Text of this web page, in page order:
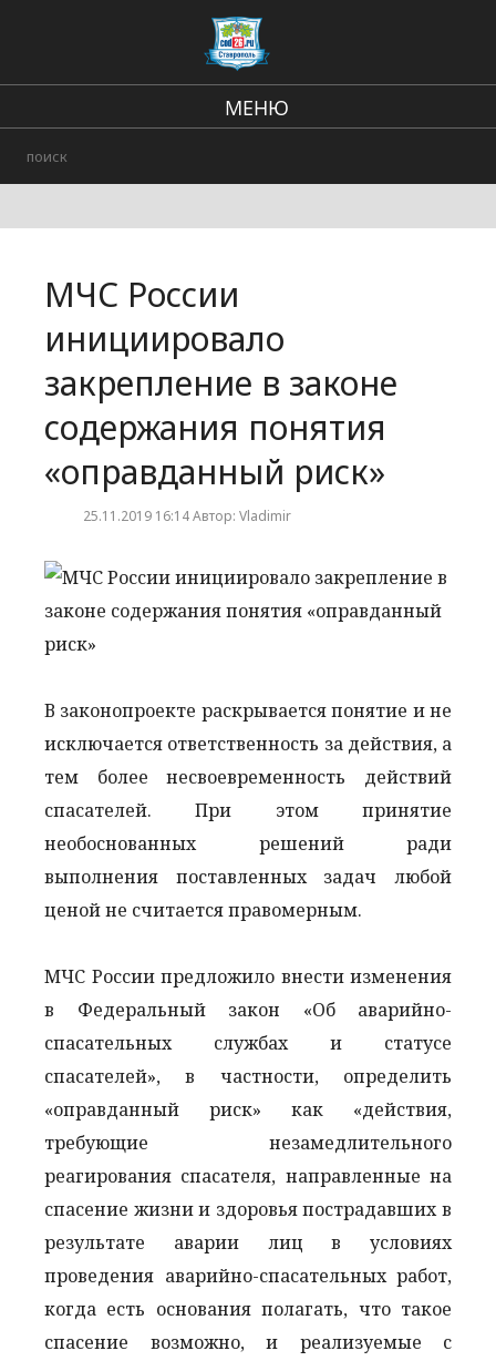
МЕНЮ
Городские события
МЧС России
инициировало
закрепление в законе
содержания понятия
«оправданный риск»
25.11.2019 16:14 Автор: Vladimir
В законопроекте раскрывается понятие и не
исключается ответственность за действия, а
тем более несвоевременность действий
спасателей. При этом принятие
необоснованных решений ради
выполнения поставленных задач любой
ценой не считается правомерным.
МЧС России предложило внести изменения
в Федеральный закон «Об аварийно-
спасательных службах и статусе
спасателей», в частности, определить
«оправданный риск» как «действия,
требующие незамедлительного
реагирования спасателя, направленные на
спасение жизни и здоровья пострадавших в
результате аварии лиц в условиях
проведения аварийно-спасательных работ,
когда есть основания полагать, что такое
спасение возможно, и реализуемые с